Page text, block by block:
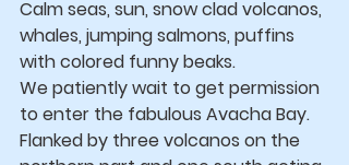
Calm seas, sun, snow clad volcanos,
whales, jumping salmons, puffins
with colored funny beaks.
We patiently wait to get permission
to enter the fabulous Avacha Bay.
Flanked by three volcanos on the